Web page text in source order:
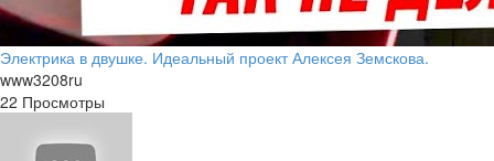
Электрика в двушке. Идеальный проект Алексея Земскова.
www3208ru
22 Просмотры